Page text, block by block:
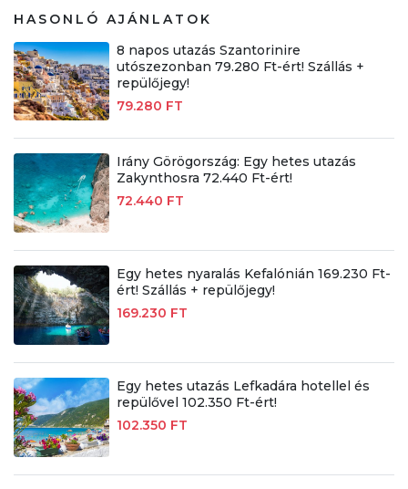
HASONLÓ AJÁNLATOK
8 napos utazás Szantorinire
utószezonban 79.280 Ft-ért! Szállás +
repülőjegy!
79.280 FT
Irány Görögország: Egy hetes utazás
Zakynthosra 72.440 Ft-ért!
72.440 FT
Egy hetes nyaralás Kefalónián 169.230 Ft-
ért! Szállás + repülőjegy!
169.230 FT
Egy hetes utazás Lefkadára hotellel és
repülővel 102.350 Ft-ért!
102.350 FT